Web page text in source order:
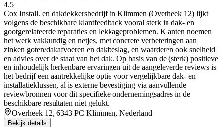
4.5
Cox Install. en dakdekkersbedrijf in Klimmen (Overheek 12) lijkt
volgens de beschikbare klantfeedback vooral sterk in dak- en
gootgerelateerde reparaties en lekkageproblemen. Klanten noemen
het werk vakkundig en netjes, met concrete verbeteringen aan
zinken goten/dakafvoeren en dakbeslag, en waarderen ook snelheid
en advies over de staat van het dak. Op basis van de (sterk) positieve
en inhoudelijk herkenbare ervaringen uit de aangeleverde reviews is
het bedrijf een aantrekkelijke optie voor vergelijkbare dak- en
installatieklussen, al is externe bevestiging via aanvullende
reviewbronnen voor dit specifieke ondernemingsadres in de
beschikbare resultaten niet gelukt.
Overheek 12, 6343 PC Klimmen, Nederland
Bekijk details